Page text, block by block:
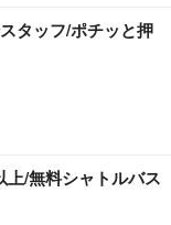
タッフ/ポチッと押
上/無料シャトルバス